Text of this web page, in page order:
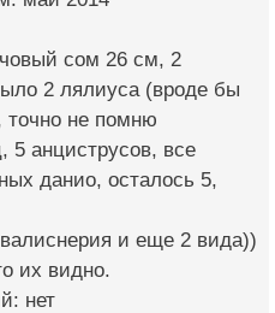
сом 26 см, 2
2 лялиуса (вроде бы
точно не помню
5 анциструсов, все
данио, осталось 5,
и еще 2 вида))
их видно.
нет